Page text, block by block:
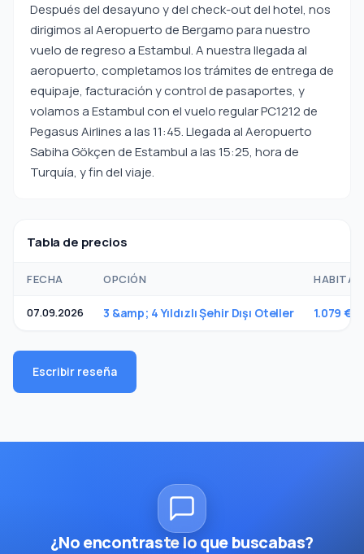
Después del desayuno y del check-out del hotel, nos
dirigimos al Aeropuerto de Bergamo para nuestro
vuelo de regreso a Estambul. A nuestra llegada al
aeropuerto, completamos los trámites de entrega de
equipaje, facturación y control de pasaportes, y
volamos a Estambul con el vuelo regular PC1212 de
Pegasus Airlines a las 11:45. Llegada al Aeropuerto
Sabiha Gökçen de Estambul a las 15:25, hora de
Turquía, y fin del viaje.
Tabla de precios
FECHA OPCIÓN
07.09.2026 3 &amp; 4 Yıldızlı Şehir Dışı Oteller 1.079 €
Escribir reseña
¿No encontraste lo que buscabas?